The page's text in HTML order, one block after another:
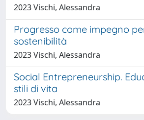
2023 Vischi, Alessandra
Progresso come impegno
sostenibilità
2023 Vischi, Alessandra
Social Entrepreneurship.
stili di vita
2023 Vischi, Alessandra